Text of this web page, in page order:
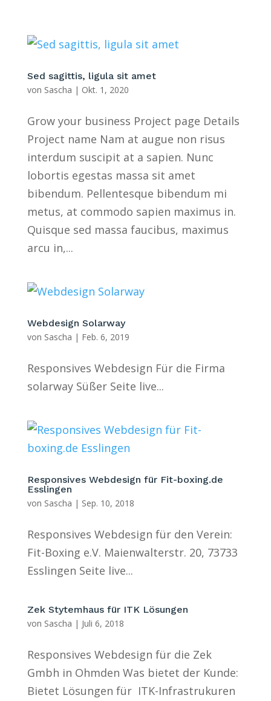
Sed sagittis, ligula sit amet
von Sascha | Okt. 1, 2020
Grow your business Project page Details
Project name Nam at augue non risus
interdum suscipit at a sapien. Nunc
lobortis egestas massa sit amet
bibendum. Pellentesque bibendum mi
metus, at commodo sapien maximus in.
Quisque sed massa faucibus, maximus
arcu in,...
Webdesign Solarway
von Sascha | Feb. 6, 2019
Responsives Webdesign Für die Firma
solarway Süßer Seite live...
Responsives Webdesign für Fit-boxing.de
Esslingen
von Sascha | Sep. 10, 2018
Responsives Webdesign für den Verein:
Fit-Boxing e.V. Maienwalterstr. 20, 73733
Esslingen Seite live...
Zek Stytemhaus für ITK Lösungen
von Sascha | Juli 6, 2018
Responsives Webdesign für die Zek
Gmbh in Ohmden Was bietet der Kunde:
Bietet Lösungen für ITK-Infrastrukuren